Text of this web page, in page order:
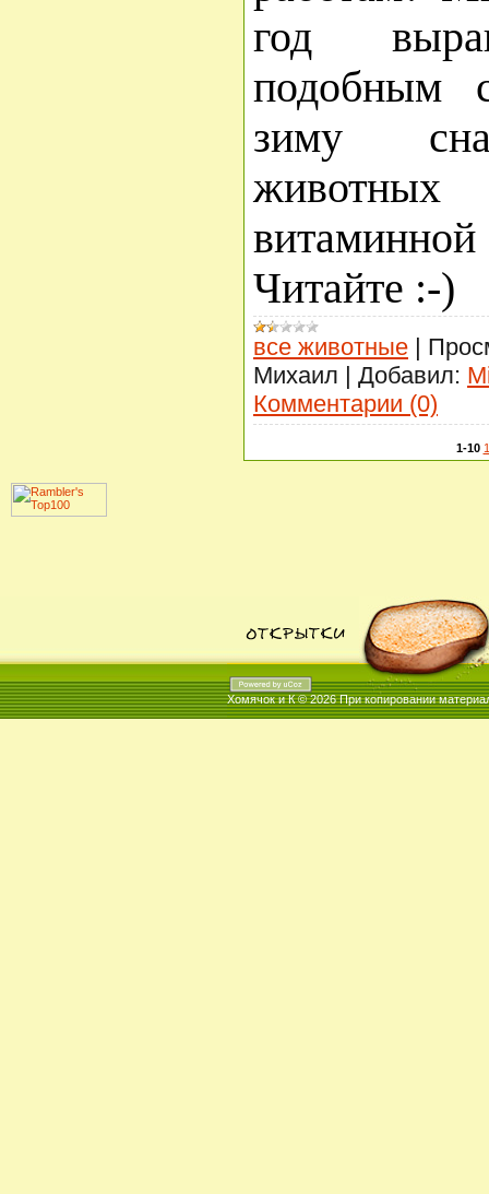
год
подобным
зиму
Читайте :-)
все животные |
Михаил | Добавил:
Комментарии (0)
1-10
Хомячок и К © 2026При копировании